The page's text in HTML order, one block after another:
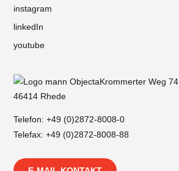
instagram
linkedIn
youtube
Krommerter Weg 74
46414 Rhede
Telefon:+49 (0)2872-8008-0
Telefax: +49 (0)2872-8008-88